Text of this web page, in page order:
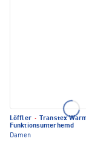
Löffler ·
Transtex
Funktionsunterhemd
Damen